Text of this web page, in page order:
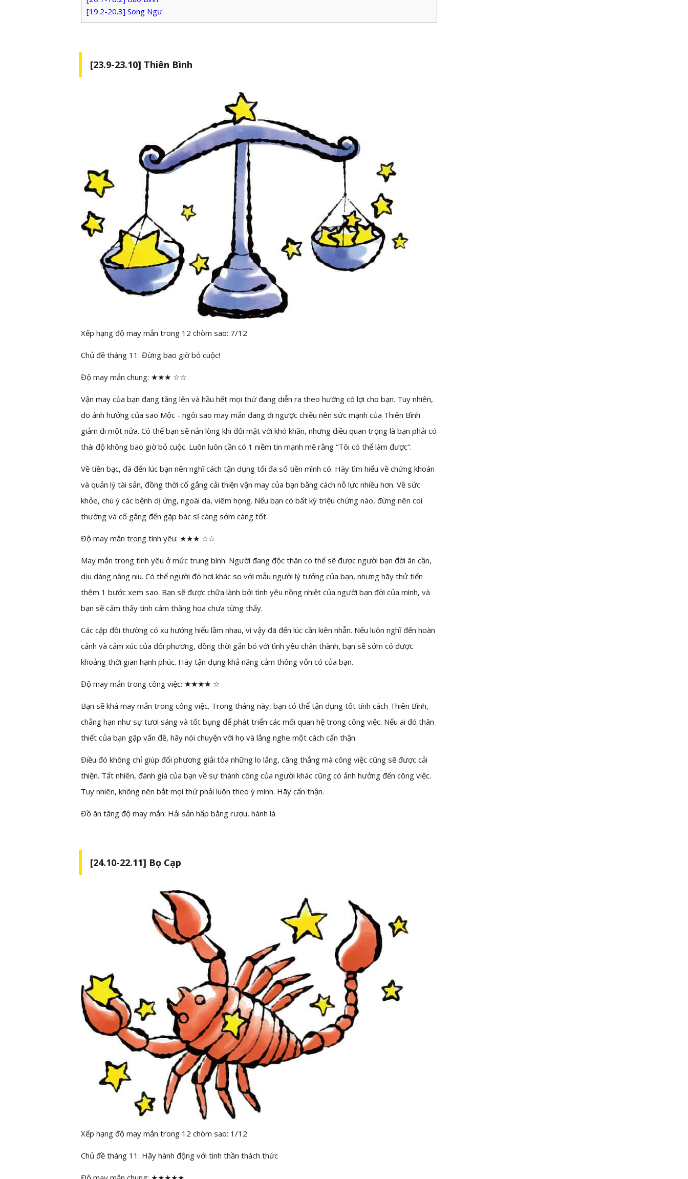
[19.2-20.3] Song Ngư
[23.9-23.10] Thiên Bình
Xếp hạng độ may mắn trong 12 chòm sao: 7/12
Chủ đề tháng 11: Đừng bao giờ bỏ cuộc!
Độ may mắn chung: ★★★ ☆☆
Vận may của bạn đang tăng lên và hầu hết mọi thứ đang diễn ra theo hướng có lợi cho bạn. Tuy nhiên,
do ảnh hưởng của sao Mộc - ngôi sao may mắn đang đi ngược chiều nên sức mạnh của Thiên Bình
giảm đi một nửa. Có thể bạn sẽ nản lòng khi đối mặt với khó khăn, nhưng điều quan trọng là bạn phải có
thái độ không bao giờ bỏ cuộc. Luôn luôn cần có 1 niềm tin mạnh mẽ rằng “Tôi có thể làm được”.
Về tiền bạc, đã đến lúc bạn nên nghĩ cách tận dụng tối đa số tiền mình có. Hãy tìm hiểu về chứng khoán
và quản lý tài sản, đồng thời cố gắng cải thiện vận may của bạn bằng cách nỗ lực nhiều hơn. Về sức
khỏe, chú ý các bệnh dị ứng, ngoài da, viêm họng. Nếu bạn có bất kỳ triệu chứng nào, đừng nên coi
thường và cố gắng đến gặp bác sĩ càng sớm càng tốt.
Độ may mắn trong tình yêu: ★★★ ☆☆
May mắn trong tình yêu ở mức trung bình. Người đang độc thân có thể sẽ được người bạn đời ân cần,
dịu dàng nâng niu. Có thể người đó hơi khác so với mẫu người lý tưởng của bạn, nhưng hãy thử tiến
thêm 1 bước xem sao. Bạn sẽ được chữa lành bởi tình yêu nồng nhiệt của người bạn đời của mình, và
bạn sẽ cảm thấy tình cảm thăng hoa chưa từng thấy.
Các cặp đôi thường có xu hướng hiểu lầm nhau, vì vậy đã đến lúc cần kiên nhẫn. Nếu luôn nghĩ đến hoàn
cảnh và cảm xúc của đối phương, đồng thời gắn bó với tình yêu chân thành, bạn sẽ sớm có được
khoảng thời gian hạnh phúc. Hãy tận dụng khả năng cảm thông vốn có của bạn.
Độ may mắn trong công việc: ★★★★ ☆
Bạn sẽ khá may mắn trong công việc. Trong tháng này, bạn có thể tận dụng tốt tính cách Thiên Bình,
chẳng hạn như sự tươi sáng và tốt bụng để phát triển các mối quan hệ trong công việc. Nếu ai đó thân
thiết của bạn gặp vấn đề, hãy nói chuyện với họ và lắng nghe một cách cẩn thận.
Điều đó không chỉ giúp đối phương giải tỏa những lo lắng, căng thẳng mà công việc cũng sẽ được cải
thiện. Tất nhiên, đánh giá của bạn về sự thành công của người khác cũng có ảnh hưởng đến công việc.
Tuy nhiên, không nên bắt mọi thứ phải luôn theo ý mình. Hãy cẩn thận.
Đồ ăn tăng độ may mắn: Hải sản hấp bằng rượu, hành lá
[24.10-22.11] Bọ Cạp
Xếp hạng độ may mắn trong 12 chòm sao: 1/12
Chủ đề tháng 11: Hãy hành động với tinh thần thách thức